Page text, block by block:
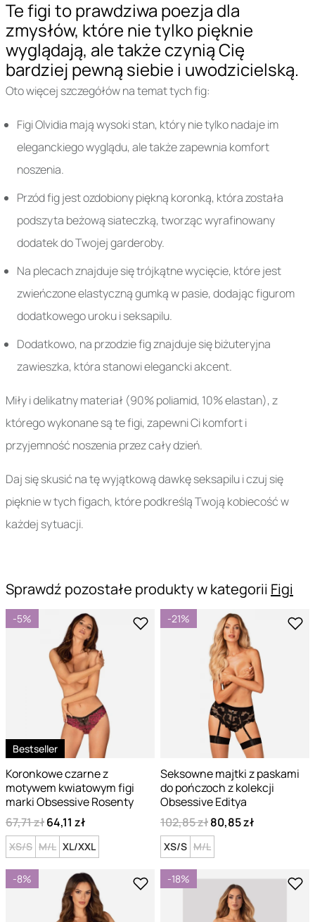
Te figi to prawdziwa poezja dla
zmysłów, które nie tylko pięknie
wyglądają, ale także czynią Cię
bardziej pewną siebie i uwodzicielską.
Oto więcej szczegółów na temat tych fig:
Figi Olvidia mają wysoki stan, który nie tylko nadaje im
eleganckiego wyglądu, ale także zapewnia komfort
noszenia.
Przód fig jest ozdobiony piękną koronką, która została
podszyta beżową siateczką, tworząc wyrafinowany
dodatek do Twojej garderoby.
Na plecach znajduje się trójkątne wycięcie, które jest
zwieńczone elastyczną gumką w pasie, dodając figurom
dodatkowego uroku i seksapilu.
Dodatkowo, na przodzie fig znajduje się biżuteryjna
zawieszka, która stanowi elegancki akcent.
Miły i delikatny materiał (90% poliamid, 10% elastan), z
którego wykonane są te figi, zapewni Ci komfort i
przyjemność noszenia przez cały dzień.
Daj się skusić na tę wyjątkową dawkę seksapilu i czuj się
pięknie w tych figach, które podkreślą Twoją kobiecość w
każdej sytuacji.
Sprawdź pozostałe produkty w kategorii Figi
-5%
Bestseller
Koronkowe czarne z
motywem kwiatowym figi
marki Obsessive Rosenty
67,71 zł64,11 zł
XS/S M/L XL/XXL
-21%
Seksowne majtki z paskami
do pończoch z kolekcji
Obsessive Editya
102,85 zł80,85 zł
XS/S M/L
-8% -18%